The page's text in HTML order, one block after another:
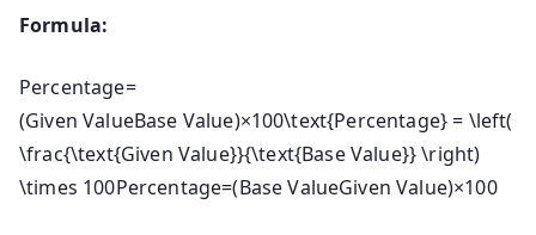
Formula:
Percentage=
(Given ValueBase Value)×100\text{Percentage} = \left(
\frac{\text{Given Value}}{\text{Base Value}} \right)
\times 100Percentage=(Base ValueGiven Value)×100